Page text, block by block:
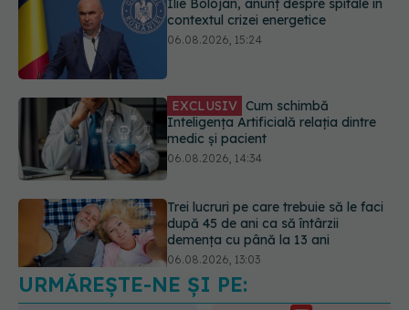
EXCLUSIV Cum schimbă
Inteligența Artificială relația dintre
Trei lucruri pe care trebuie să le faci
după 45 de ani ca să întârzii
demența cu până la 13 ani
Colebil și Panzcebil, blocate
temporar în farmacii. ANMDMR
explică de ce a luat măsura
06.08.2026, 16:37
URMĂREȘTE-NE ȘI PE: